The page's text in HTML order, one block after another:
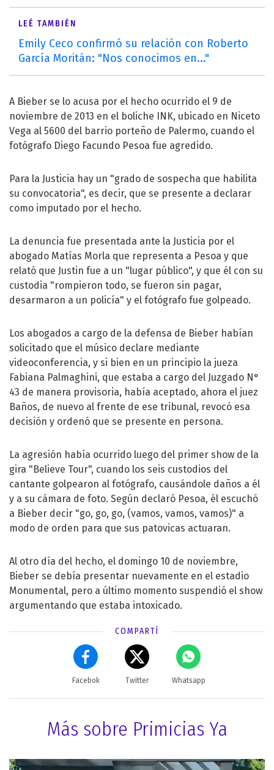
LEÉ TAMBIÉN
Emily Ceco confirmó su relación con Roberto
García Moritán: "Nos conocimos en..."
A Bieber se lo acusa por el hecho ocurrido el 9 de
noviembre de 2013 en el boliche INK, ubicado en Niceto
Vega al 5600 del barrio porteño de Palermo, cuando el
fotógrafo Diego Facundo Pesoa fue agredido.
Para la Justicia hay un "grado de sospecha que habilita
su convocatoria", es decir, que se presente a declarar
como imputado por el hecho.
La denuncia fue presentada ante la Justicia por el
abogado Matías Morla que representa a Pesoa y que
relató que Justin fue a un "lugar público", y que él con su
custodia "rompieron todo, se fueron sin pagar,
desarmaron a un policía" y el fotógrafo fue golpeado.
Los abogados a cargo de la defensa de Bieber habían
solicitado que el músico declare mediante
videoconferencia, y si bien en un principio la jueza
Fabiana Palmaghini, que estaba a cargo del Juzgado N°
43 de manera provisoria, había aceptado, ahora el juez
Baños, de nuevo al frente de ese tribunal, revocó esa
decisión y ordenó que se presente en persona.
La agresión había ocurrido luego del primer show de la
gira "Believe Tour", cuando los seis custodios del
cantante golpearon al fotógrafo, causándole daños a él
y a su cámara de foto. Según declaró Pesoa, él escuchó
a Bieber decir "go, go, go, (vamos, vamos, vamos)" a
modo de orden para que sus patovicas actuaran.
Al otro día del hecho, el domingo 10 de noviembre,
Bieber se debía presentar nuevamente en el estadio
Monumental, pero a último momento suspendió el show
argumentando que estaba intoxicado.
COMPARTÍ
Facebok Twitter Whatsapp
Más sobre Primicias Ya